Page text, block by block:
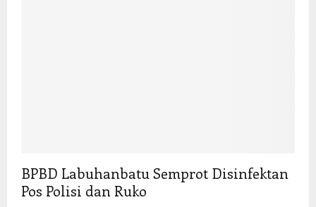
BPBD Labuhanbatu Semprot Disinfektan
Pos Polisi dan Ruko